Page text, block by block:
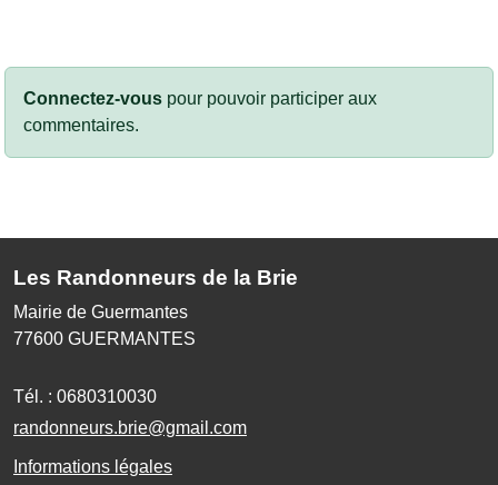
Connectez-vous pour pouvoir participer aux
commentaires.
Les Randonneurs de la Brie
Mairie de Guermantes
77600 GUERMANTES
Tél. : 0680310030
randonneurs.brie@gmail.com
Informations légales